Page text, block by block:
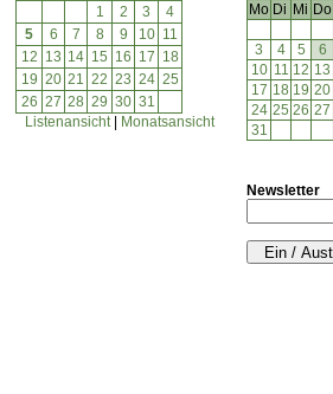
1
2 3
4
5
6 7 8 9 10 11
12 13 14 15 16 17 18
19 20 21 22 23 24 25
26 27 28 29 30 31
Listenansicht| Monatsansicht
Mo Di Mi Do
3
4 5 6
10 11 12 13
17 18 19 20
24 25 26 27
31
Newsletter